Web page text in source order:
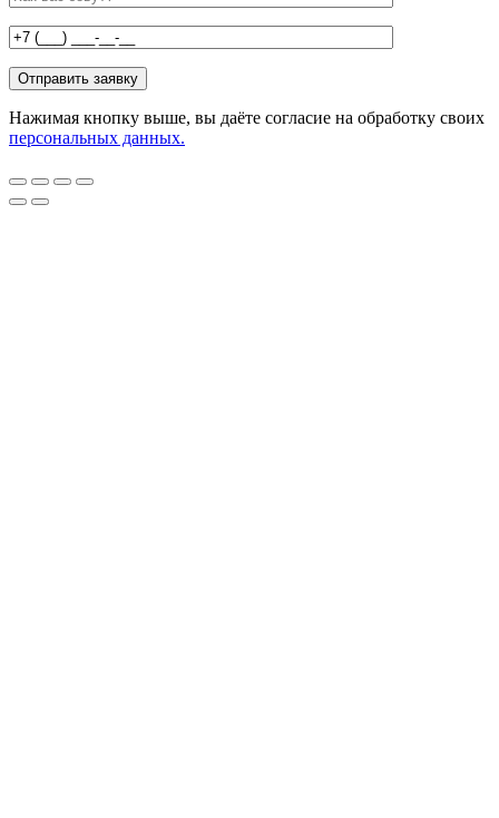
Нажимая кнопку выше, вы даёте согласие на обработку своих
персональных данных.